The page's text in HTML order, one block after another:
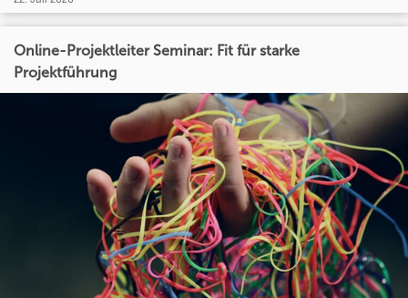
Online-Projektleiter Seminar: Fit für starke
Projektführung